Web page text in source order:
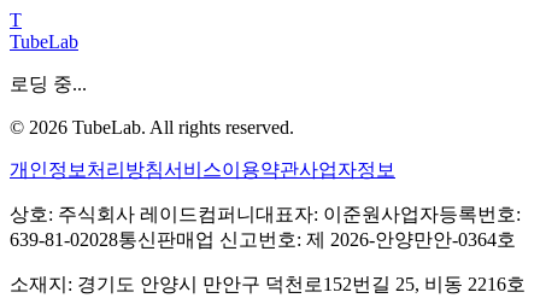
T
TubeLab
로딩 중...
© 2026 TubeLab. All rights reserved.
개인정보처리방침서비스이용약관사업자정보
상호: 주식회사 레이드컴퍼니 대표자: 이준원사업자등록번호:
639-81-02028통신판매업 신고번호: 제 2026-안양만안-0364호
소재지: 경기도 안양시 만안구 덕천로152번길 25, 비동 2216호